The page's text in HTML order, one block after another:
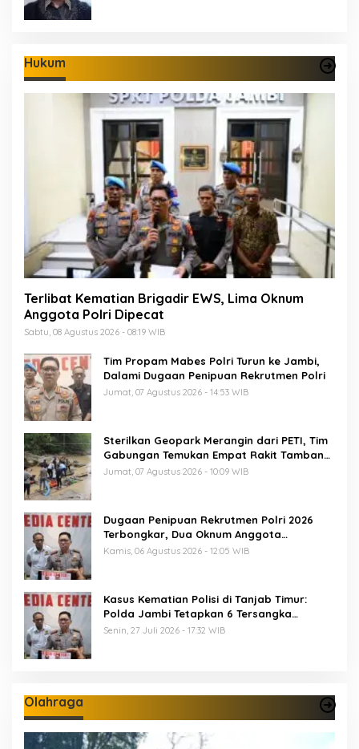
Hukum
Terlibat Kematian Brigadir EWS, Lima Oknum
Anggota Polri Dipecat
Sabtu, 08 Agustus 2026 - 08:19 WIB
Tim Propam Mabes Polri Turun ke Jambi,
Dalami Dugaan Penipuan Rekrutmen Polri
Jumat, 07 Agustus 2026 - 14:53 WIB
Sterilkan Geopark Merangin dari PETI, Tim
Gabungan Temukan Empat Rakit Tambang
Ilegal
Jumat, 07 Agustus 2026 - 10:09 WIB
Dugaan Penipuan Rekrutmen Polri 2026
Terbongkar, Dua Oknum Anggota
Diamankan Propam Polda Jambi
Kamis, 06 Agustus 2026 - 12:05 WIB
Kasus Kematian Polisi di Tanjab Timur:
Polda Jambi Tetapkan 6 Tersangka
Termasuk 5 Anggota Polri
Senin, 27 Juli 2026 - 17:32 WIB
Olahraga